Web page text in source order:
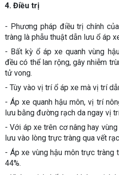
4. Điều trị
- Phương pháp điều trị chính
tràng là phẫu thuật dẫn lưu ổ áp
- Bất kỳ ổ áp xe quanh vùng
đều có thể lan rộng, gây nhiễm
tử vong.
- Tùy vào vị trí ổ áp xe mà vị trí
- Áp xe quanh hậu môn, vị trí
lưu bằng đường rạch da ngay vị
- Với áp xe trên cơ nâng hay
lưu vào lòng trực tràng qua vết
- Áp xe vùng hậu môn trực tràng
44%.